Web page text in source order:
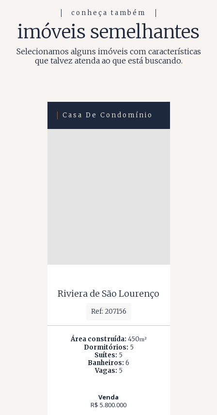
conheça também
imóveis semelhantes
Selecionamos alguns imóveis com características
que talvez atenda ao que está buscando.
Casa De Condomínio
Riviera de São Lourenço
Ref: 207156
Área construída: 450m²
Dormitórios: 5
Suítes: 5
Banheiros: 6
Vagas: 5
Venda
R$ 5.800.000